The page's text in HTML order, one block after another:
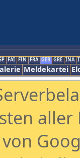
FAI FIN FRA GER GRE INA
Meldekartei
aller